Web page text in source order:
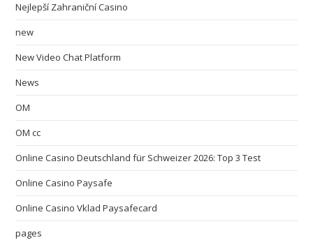
Nejlepší Zahraniční Casino
new
New Video Chat Platform
News
OM
OM cc
Online Casino Deutschland für Schweizer 2026: Top 3 Test
Online Casino Paysafe
Online Casino Vklad Paysafecard
pages